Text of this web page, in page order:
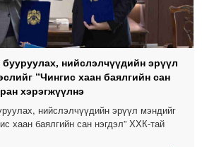
нийслэлчүүдийн эрүүл
“Чингис хаан баялгийн сан
хэрэгжүүлнэ
нийслэлчүүдийн эрүүл мэндийг
хаан баялгийн сан нэгдэл” ХХК-тай